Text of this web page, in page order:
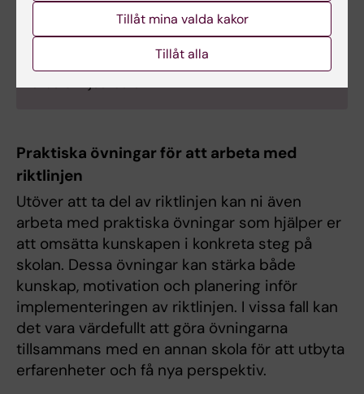
⇒ Detta blir ett viktigt steg i att förstå riktlinjen
och välja vilka rekommendationer skolan vill
arbeta vidare med i det förebyggande
Praktiska övningar för att arbeta med
riktlinjen
Utöver att ta del av riktlinjen kan ni även
arbeta med praktiska övningar som hjälper er
att omsätta kunskapen i konkreta steg på
skolan. Dessa övningar kan stärka både
kunskap, motivation och planering inför
implementeringen av riktlinjen. I vissa fall kan
det vara värdefullt att göra övningarna
tillsammans med en annan skola för att utbyta
erfarenheter och få nya perspektiv.
Tillåt mina valda kakor
Tillåt alla